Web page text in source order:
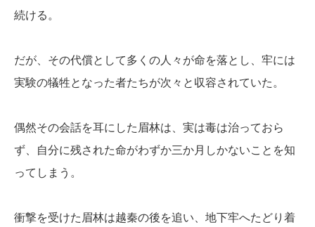
続ける。
だが、その代償として多くの人々が命を落とし、牢には
実験の犠牲となった者たちが次々と収容されていた。
偶然その会話を耳にした眉林は、実は毒は治っておら
ず、自分に残された命がわずか三か月しかないことを知
ってしまう。
衝撃を受けた眉林は越秦の後を追い、地下牢へたどり着